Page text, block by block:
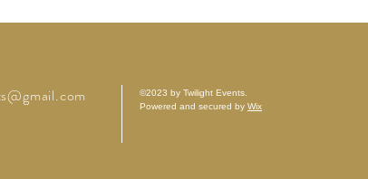
©2023 by Twilight Events.
Powered and secured by Wix